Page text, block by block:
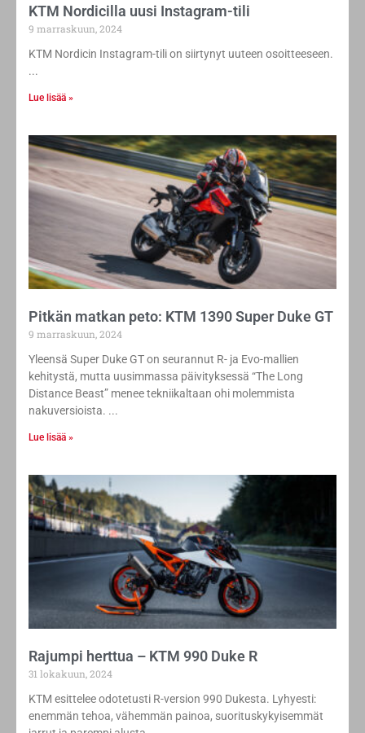
KTM Nordicilla uusi Instagram-tili
9 marraskuun, 2024
KTM Nordicin Instagram-tili on siirtynyt uuteen osoitteeseen.
Lue lisää »
Pitkän matkan peto: KTM 1390 Super Duke GT
9 marraskuun, 2024
Yleensä Super Duke GT on seurannut R- ja Evo-mallien
kehitystä, mutta uusimmassa päivityksessä “The Long
Distance Beast” menee tekniikaltaan ohi molemmista
nakuversioista.
Lue lisää »
Rajumpi herttua – KTM 990 Duke R
31 lokakuun, 2024
KTM esittelee odotetusti R-version 990 Dukesta. Lyhyesti:
enemmän tehoa, vähemmän painoa, suorituskykyisemmät